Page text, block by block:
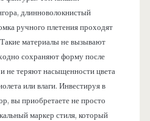
длинноволокнистый
ручного плетения проходят
материалы не вызывают
сохраняют форму после
не теряют насыщенности цвета
или влаги. Инвестируя в
вы приобретаете не просто
маркер стиля, который